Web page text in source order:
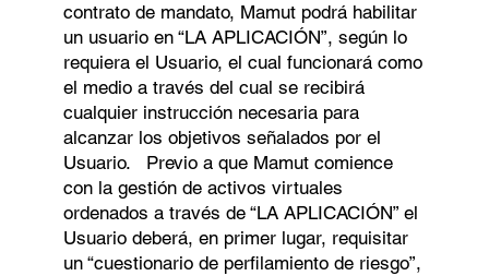
contrato de mandato, Mamut podrá habilitar
un usuario en “LA APLICACIÓN”, según lo
requiera el Usuario, el cual funcionará como
el medio a través del cual se recibirá
cualquier instrucción necesaria para
alcanzar los objetivos señalados por el
Usuario. Previo a que Mamut comience
con la gestión de activos virtuales
ordenados a través de “LA APLICACIÓN” el
Usuario deberá, en primer lugar, requisitar
un “cuestionario de perfilamiento de riesgo”,